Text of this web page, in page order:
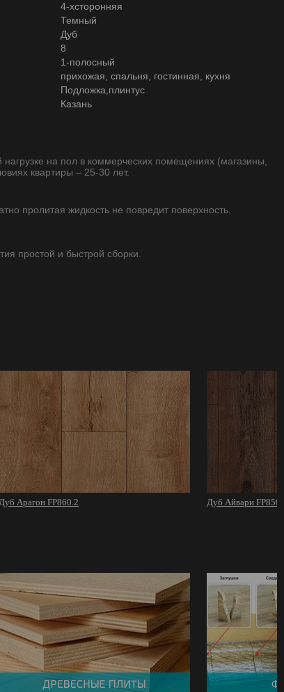
4-хсторонняя
Темный
Дуб
8
1-полосный
прихожая, спальня, гостинная, кухня
Подложка,плинтус
Казань
нагрузке на пол в коммерческих помещениях (магазины,
квартиры – 25-30 лет.
пролитая жидкость не повредит поверхность.
простой и быстрой сборки.
Арагон FP860.2 Дуб Айвари